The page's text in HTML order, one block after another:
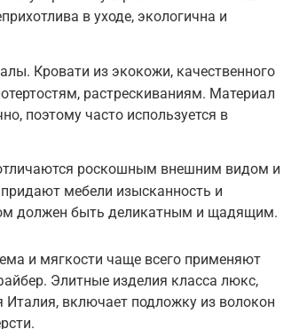
в уходе, экологична и
Кровати из экокожи, качественного
растрескиваниям. Материал
поэтому часто используется в
роскошным внешним видом и
мебели изысканность и
должен быть деликатным и щадящим.
и мягкости чаще всего применяют
Элитные изделия класса люкс,
Италия, включает подложку из волокон